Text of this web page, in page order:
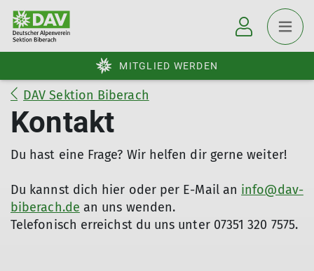
MITGLIED WERDEN
DAV Sektion Biberach
Kontakt
Du hast eine Frage? Wir helfen dir gerne weiter!
Du kannst dich hier oder per E-Mail an info@dav-
biberach.de an uns wenden.
Telefonisch erreichst du uns unter 07351 320 7575.